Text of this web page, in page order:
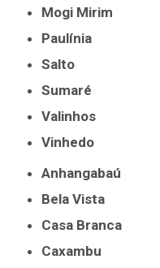
Mogi Mirim
Paulínia
Salto
Sumaré
Valinhos
Vinhedo
Anhangabaú
Bela Vista
Casa Branca
Caxambu